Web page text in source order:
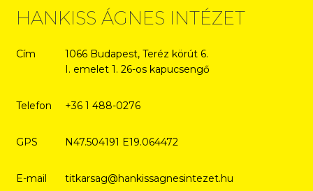
HANKISS ÁGNES INTÉZET
Cím
1066 Budapest, Teréz körút 6.
I. emelet 1. 26-os kapucsengő
Telefon +36 1 488-0276
GPS N47.504191 E19.064472
E-mail titkarsag@hankissagnesintezet.hu